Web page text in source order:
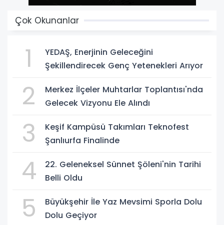
Çok Okunanlar
1
YEDAŞ, Enerjinin Geleceğini
Şekillendirecek Genç Yetenekleri Arıyor
2
Merkez İlçeler Muhtarlar Toplantısı'nda
Gelecek Vizyonu Ele Alındı
3
Keşif Kampüsü Takımları Teknofest
Şanlıurfa Finalinde
4
22. Geleneksel Sünnet Şöleni'nin Tarihi
Belli Oldu
5
Büyükşehir İle Yaz Mevsimi Sporla Dolu
Dolu Geçiyor